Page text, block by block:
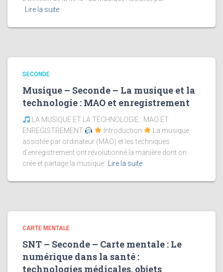
Lire la suite
SECONDE
Musique – Seconde – La musique et la
technologie : MAO et enregistrement
LA MUSIQUE ET LA TECHNOLOGIE : MAO ET
ENREGISTREMENT
Introduction
La musique
assistée par ordinateur (MAO) et les techniques
d’enregistrement ont révolutionné la manière dont on
crée et partage la musique. Lire la suite
CARTE MENTALE
SNT – Seconde – Carte mentale : Le
numérique dans la santé :
technologies médicales, objets